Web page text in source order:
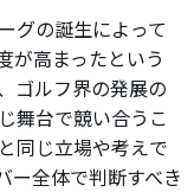
グの誕生によって
が高まったという
ゴルフ界の発展の
舞台で競い合うこ
同じ立場や考えで
ー全体で判断すべき